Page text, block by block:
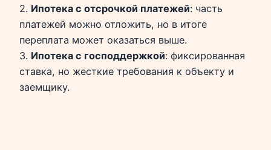
2. Ипотека с отсрочкой платежей: часть
платежей можно отложить, но в итоге
переплата может оказаться выше.
3. Ипотека с господдержкой: фиксированная
ставка, но жесткие требования к объекту и
заемщику.